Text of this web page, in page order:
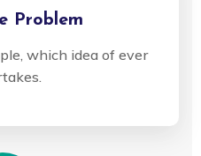
Problem
which idea of ever